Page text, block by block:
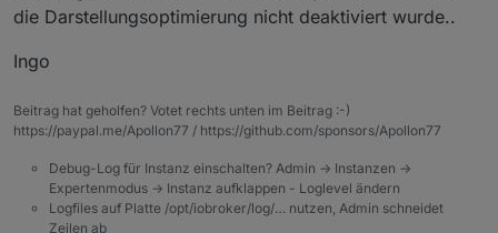
die Darstellungsoptimierung nicht deaktiviert wurde..
Ingo
Beitrag hat geholfen? Votet rechts unten im Beitrag :-)
https://paypal.me/Apollon77 / https://github.com/sponsors/Apollon77
Debug-Log für Instanz einschalten? Admin -> Instanzen ->
Expertenmodus -> Instanz aufklappen - Loglevel ändern
Logfiles auf Platte /opt/iobroker/log/… nutzen, Admin schneidet
Zeilen ab